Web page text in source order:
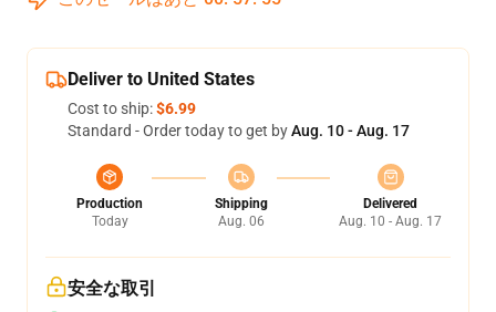
Deliver to United States
Cost to ship:$6.99
Standard - Order today to get byAug. 10 - Aug. 17
Production
Today
Shipping
Aug. 06
Delivered
Aug. 10 - Aug. 17
安全な取引